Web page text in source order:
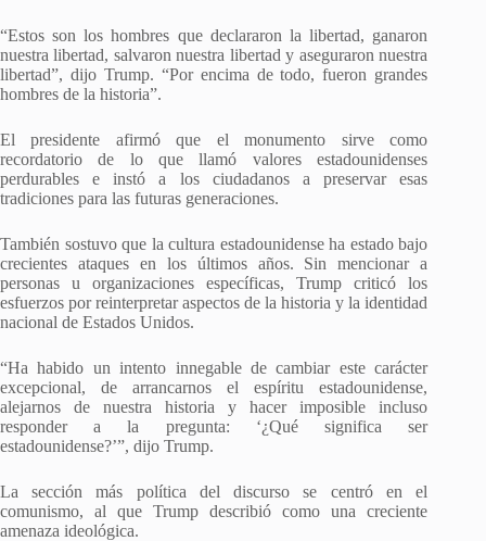
“Estos son los hombres que declararon la libertad, ganaron
nuestra libertad, salvaron nuestra libertad y aseguraron nuestra
libertad”, dijo Trump. “Por encima de todo, fueron grandes
hombres de la historia”.
El presidente afirmó que el monumento sirve como
recordatorio de lo que llamó valores estadounidenses
perdurables e instó a los ciudadanos a preservar esas
tradiciones para las futuras generaciones.
También sostuvo que la cultura estadounidense ha estado bajo
crecientes ataques en los últimos años. Sin mencionar a
personas u organizaciones específicas, Trump criticó los
esfuerzos por reinterpretar aspectos de la historia y la identidad
nacional de Estados Unidos.
“Ha habido un intento innegable de cambiar este carácter
excepcional, de arrancarnos el espíritu estadounidense,
alejarnos de nuestra historia y hacer imposible incluso
responder a la pregunta: ‘¿Qué significa ser
estadounidense?’”, dijo Trump.
La sección más política del discurso se centró en el
comunismo, al que Trump describió como una creciente
amenaza ideológica.